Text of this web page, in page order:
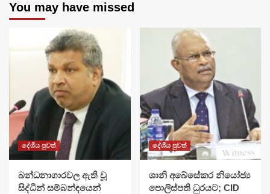
You may have missed
දේශීය පුවත්
බන්ධනාගාරවල ඇති වූ
සිද්ධීන් සම්බන්ඳයෙන්
දේශීය පුවත්
ශානි අබේසේකර නියෝජ්‍ය
පොලිස්පති ධුරයට; CID